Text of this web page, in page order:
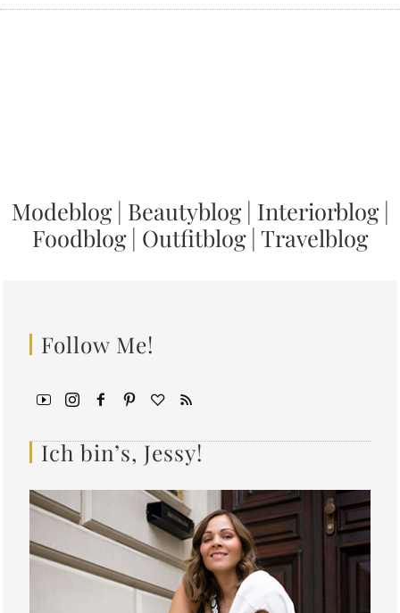
Modeblog| Beautyblog| Interiorblog|
Foodblog| Outfitblog| Travelblog
Follow Me!
Ich bin’s, Jessy!